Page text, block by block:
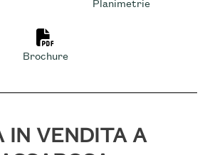
Planimetrie
Brochure
IN VENDITA A